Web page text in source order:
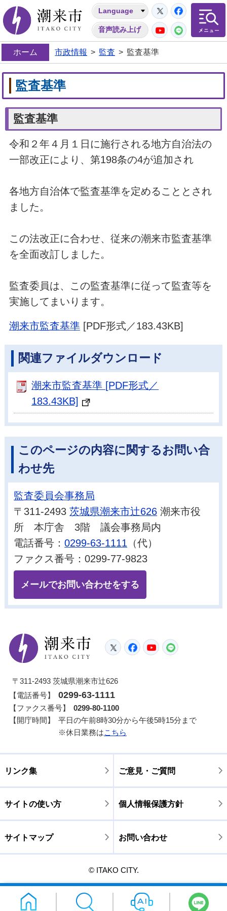
潮来市
Language
音声読み上げ
Twitter
YouTube
LINE
ホーム 市政情報 > 監査 > 監査基準
監査基準
監査基準
令和２年４月１日に施行される地方自治法の
一部改正により、第198条の4が追加され
各地方自治体で監査基準を定めることとされ
ました。
この法改正に合わせ、従来の潮来市監査基準
を全面改訂しました。
監査委員は、この監査基準に従って監査等を
実施してまいります。
潮来市監査基準[PDF形式／183.43KB]
関連ファイルダウンロード
潮来市監査基準 [PDF形式／
183.43KB]
このページの内容に関するお問い合
わせ先
監査委員会事務局
〒311-2493茨城県潮来市辻626 潮来市役
所 本庁舎 3階 議会事務局内
電話番号：0299-63-1111 （代）
ファクス番号：0299-77-9823
メールでお問い合わせをする
潮来市
TwitterFacebook
YouTube
〒311-2493 茨城県潮来市辻626
【電話番号】
0299-63-1111
【ファクス番号】
0299-80-1100
【開庁時間】
平日の午前8時30分から午後5時15分まで
※休日業務はこちら
リンク集 ご意見・ご質問
サイトの使い方 個人情報保護方針
サイトマップ お問い合わせ
© ITAKO CITY.